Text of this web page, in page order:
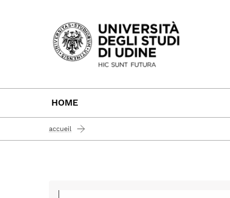
Passa al contenuto principale
HOME
accueil